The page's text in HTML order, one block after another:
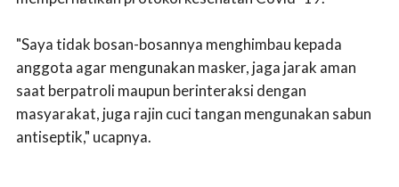
"Saya tidak bosan-bosannya menghimbau kepada
anggota agar mengunakan masker, jaga jarak aman
saat berpatroli maupun berinteraksi dengan
masyarakat, juga rajin cuci tangan mengunakan sabun
antiseptik," ucapnya.